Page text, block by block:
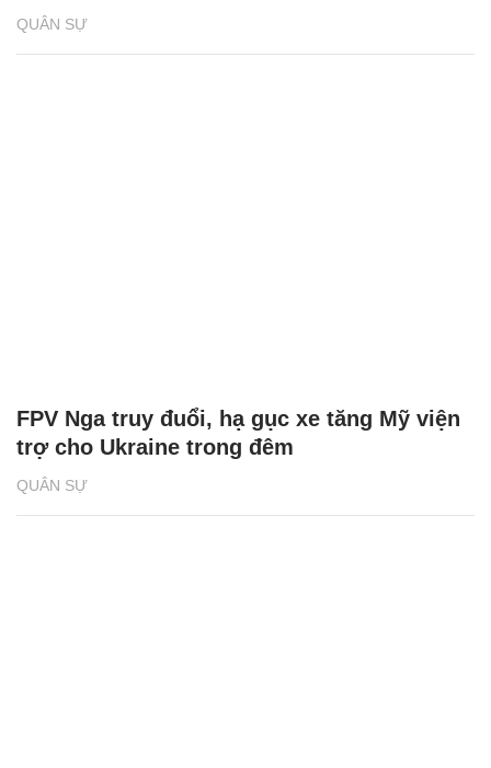
QUÂN SỰ
QUÂN SỰ
FPV Nga truy đuổi, hạ gục xe tăng Mỹ viện
trợ cho Ukraine trong đêm